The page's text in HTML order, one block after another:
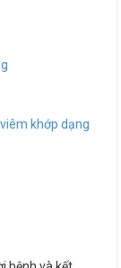
khớp dạng